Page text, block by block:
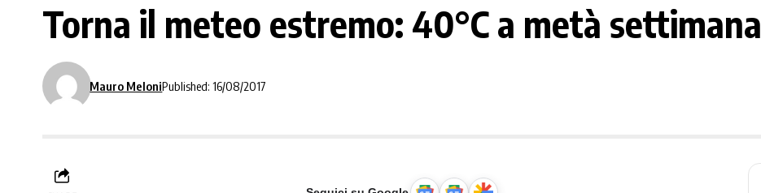
Torna il meteo estremo: 40°C a metà settimana
Mauro MeloniPublished: 16/08/2017